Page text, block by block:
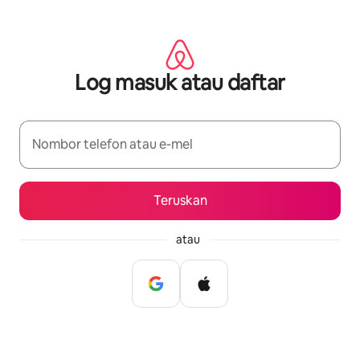
Log masuk atau daftar
Nombor telefon atau e-mel
Teruskan
atau